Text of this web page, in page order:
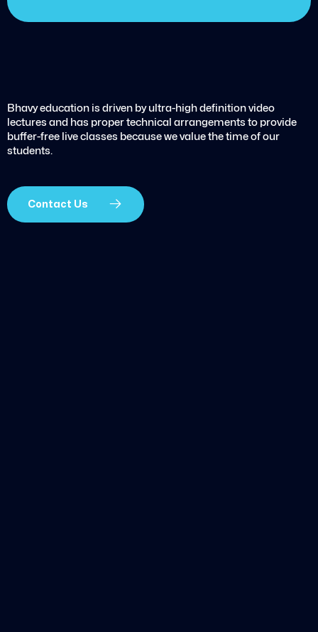
Bhavy education is driven by ultra-high definition video
lectures and has proper technical arrangements to provide
buffer-free live classes because we value the time of our
students.
Contact Us